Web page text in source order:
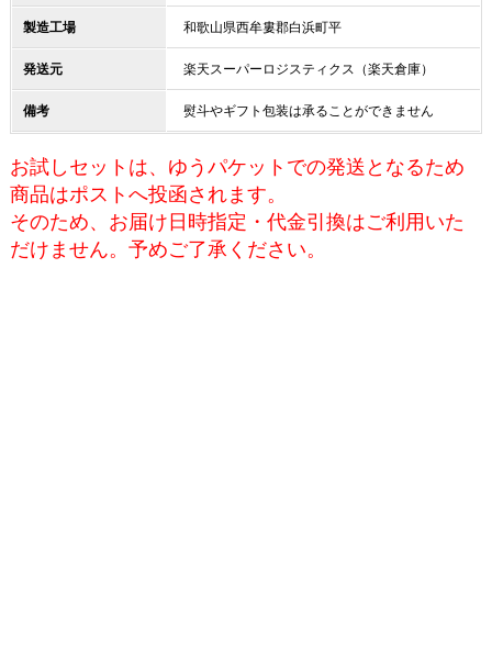
製造工場 和歌山県西牟婁郡白浜町平
発送元 楽天スーパーロジスティクス（楽天倉庫）
備考 熨斗やギフト包装は承ることができません
お試しセットは、ゆうパケットでの発送となるため
商品はポストへ投函されます。
そのため、お届け日時指定・代金引換はご利用いた
だけません。予めご了承ください。